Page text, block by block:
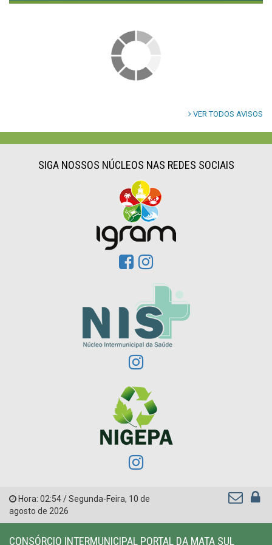
VER TODOS AVISOS
SIGA NOSSOS NÚCLEOS NAS REDES SOCIAIS
Hora: 02:54/Segunda-Feira, 10 de
agosto de 2026
CONSÓRCIO INTERMUNICIPAL PORTAL DA MATA SUL